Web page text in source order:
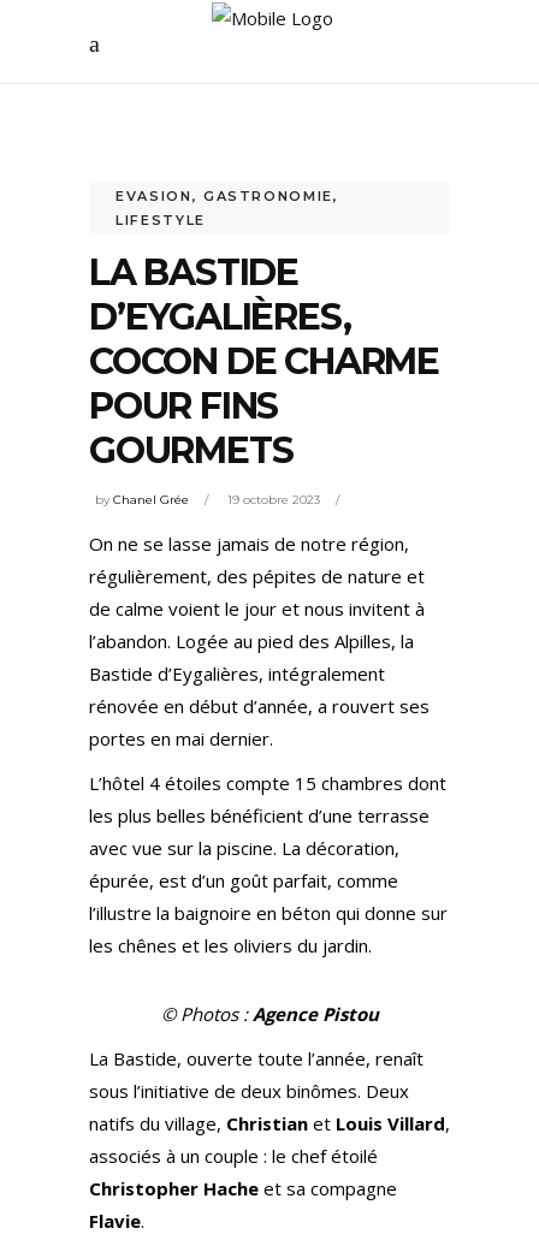
EVASION , GASTRONOMIE,
LIFESTYLE
LA BASTIDE
D’EYGALIÈRES,
COCON DE CHARME
POUR FINS
GOURMETS
byChanel Grée 19 octobre 2023
On ne se lasse jamais de notre région,
régulièrement, des pépites de nature et
de calme voient le jour et nous invitent à
l’abandon. Logée au pied des Alpilles, la
Bastide d’Eygalières, intégralement
rénovée en début d’année, a rouvert ses
portes en mai dernier.
L’hôtel 4 étoiles compte 15 chambres dont
les plus belles bénéficient d’une terrasse
avec vue sur la piscine. La décoration,
épurée, est d’un goût parfait, comme
l’illustre la baignoire en béton qui donne sur
les chênes et les oliviers du jardin.
© Photos :Agence Pistou
La Bastide, ouverte toute l’année, renaît
sous l’initiative de deux binômes. Deux
natifs du village, Christian et Louis Villard,
associés à un couple : le chef étoilé
Christopher Hache et sa compagne
Flavie.